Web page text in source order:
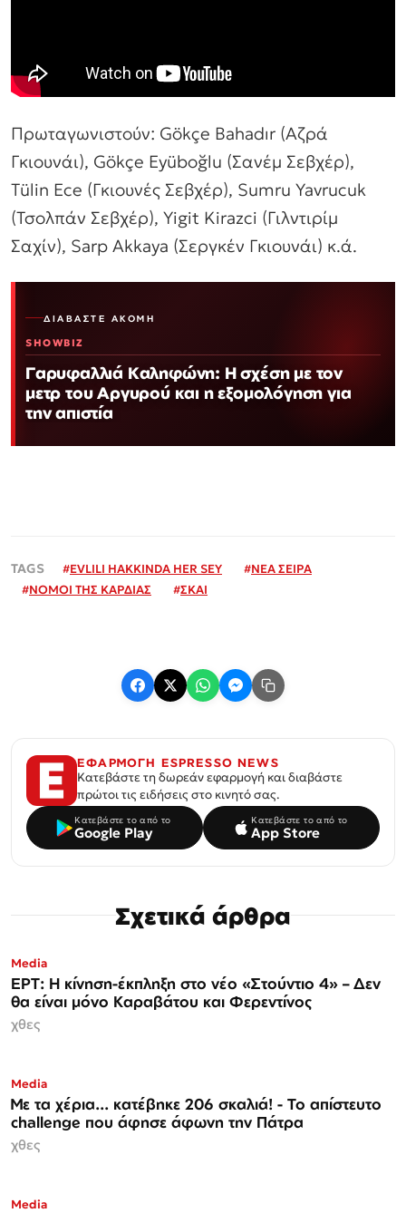
Πρωταγωνιστούν: Gökçe Bahadır (Αζρά
Γκιουνάι), Gökçe Eyüboğlu (Σανέμ Σεβχέρ),
Tülin Ece (Γκιουνές Σεβχέρ), Sumru Yavrucuk
(Τσολπάν Σεβχέρ), Yigit Kirazci (Γιλντιρίμ
Σαχίν), Sarp Akkaya (Σεργκέν Γκιουνάι) κ.ά.
ΔΙΑΒΆΣΤΕ ΑΚΌΜΗ
SHOWBIZ
Γαρυφαλλιά Καληφώνη: Η σχέση με τον
μετρ του Αργυρού και η εξομολόγηση για
την απιστία
#EVLILI HAKKINDA HER SEY #ΝΕΑ ΣΕΙΡΑ
#ΝΟΜΟΙ ΤΗΣ ΚΑΡΔΙΑΣ #ΣΚΑΙ
ΕΦΑΡΜΟΓΗ ESPRESSO NEWS
Κατεβάστε τη δωρεάν εφαρμογή και διαβάστε
πρώτοι τις ειδήσεις στο κινητό σας.
Κατεβάστε το από το
Google Play
Κατεβάστε το από το
App Store
Σχετικά άρθρα
Media
ΕΡΤ: Η κίνηση-έκπληξη στο νέο «Στούντιο 4» – Δεν
θα είναι μόνο Καραβάτου και Φερεντίνος
χθες
Media
Με τα χέρια... κατέβηκε 206 σκαλιά! - Το απίστευτο
challenge που άφησε άφωνη την Πάτρα
χθες
Media